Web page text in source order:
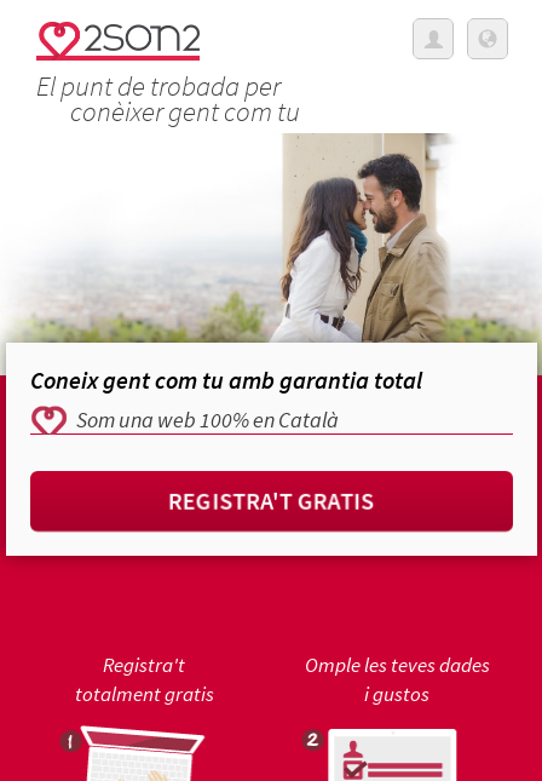
El punt de trobada per
conèixer gent com tu
Coneix gent com tu amb garantia total
Som una web 100% en Català
REGISTRA'T GRATIS
Registra't
totalment gratis
Omple les teves dades
i gustos